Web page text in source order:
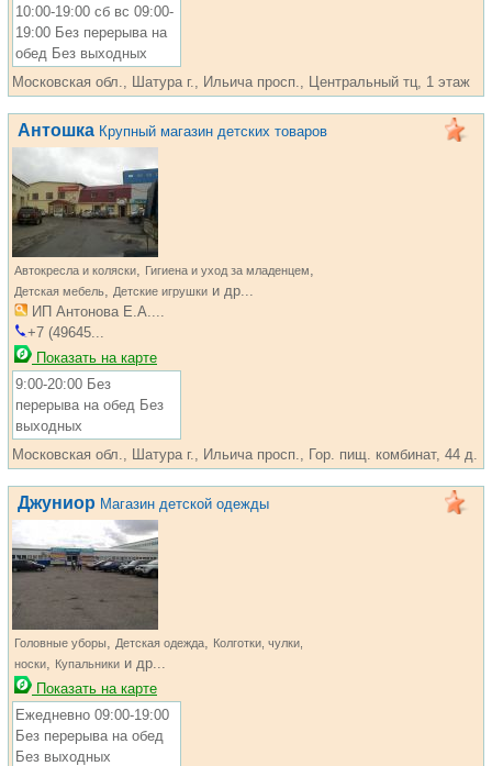
10:00-19:00 сб вс 09:00-
19:00 Без перерыва на
обед Без выходных
Московская обл., Шатура г., Ильича просп., Центральный тц, 1 этаж
Антошка Крупный магазин детских товаров
Автокресла и коляски, Гигиена и уход за младенцем,
Детская мебель, Детские игрушки и др...
ИП Антонова Е.А....
+7 (49645...
Показать на карте
9:00-20:00 Без
перерыва на обед Без
выходных
Московская обл., Шатура г., Ильича просп., Гор. пищ. комбинат, 44 д.
Джуниор Магазин детской одежды
Головные уборы, Детская одежда, Колготки, чулки,
носки, Купальники и др...
Показать на карте
Ежедневно 09:00-19:00
Без перерыва на обед
Без выходных